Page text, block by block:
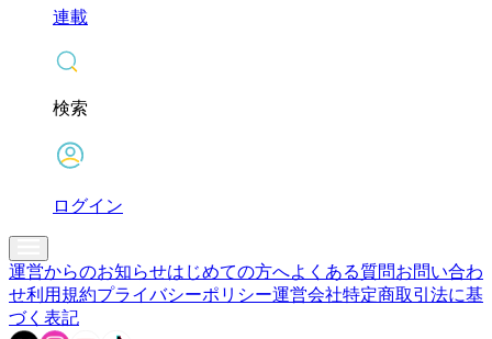
連載
検索
ログイン
運営からのお知らせはじめての方へよくある質問お問い合わ
せ利用規約プライバシーポリシー運営会社特定商取引法に基
づく表記